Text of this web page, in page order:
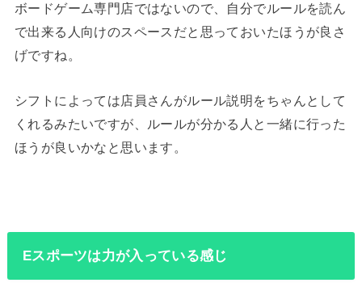
ボードゲーム専門店ではないので、自分でルールを読ん
で出来る人向けのスペースだと思っておいたほうが良さ
げですね。
シフトによっては店員さんがルール説明をちゃんとして
くれるみたいですが、ルールが分かる人と一緒に行った
ほうが良いかなと思います。
Eスポーツは力が入っている感じ